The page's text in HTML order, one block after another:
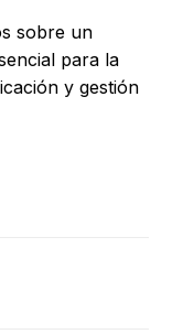
sobre un
para la
y gestión